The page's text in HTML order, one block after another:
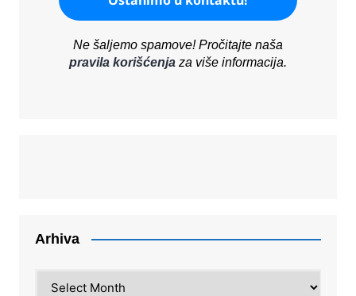
Ne šaljemo spamove! Pročitajte naša
pravila korišćenjaza više informacija.
Arhiva